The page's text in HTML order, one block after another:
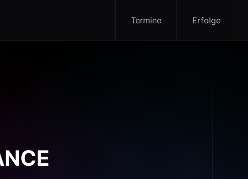
Termine Erfolge